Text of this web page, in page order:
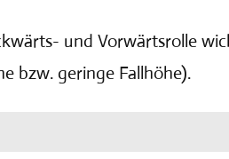
und Vorwärtsrolle
bzw. geringe Fallhöhe).